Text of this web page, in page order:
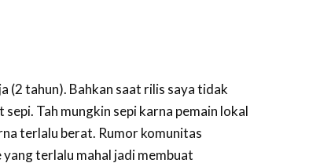
(2 tahun). Bahkan saat rilis saya tidak
Tah mungkin sepi karna pemain lokal
terlalu berat. Rumor komunitas
terlalu mahal jadi membuat